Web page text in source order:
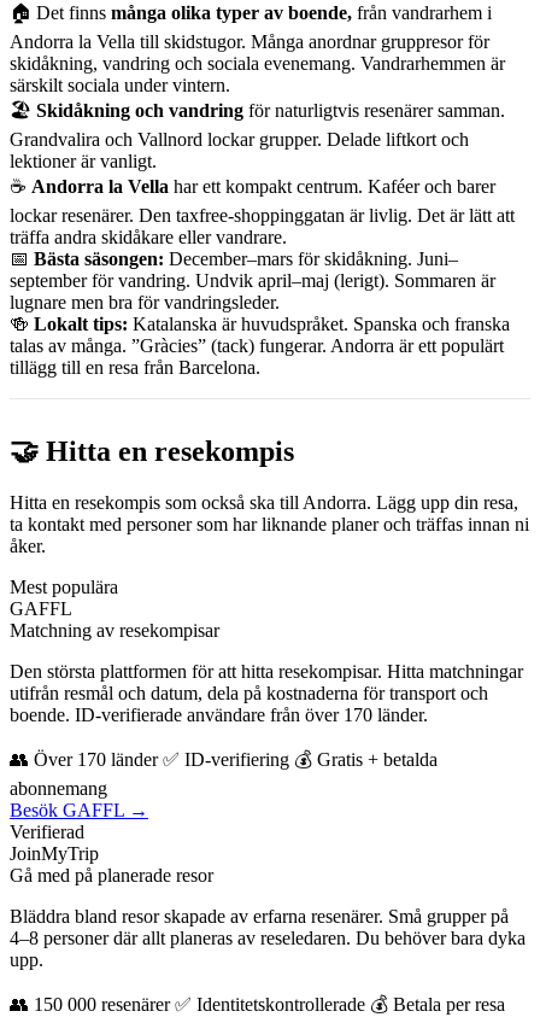
🏠 Det finns många olika typer av boende, från vandrarhem i
Andorra la Vella till skidstugor. Många anordnar gruppresor för
skidåkning, vandring och sociala evenemang. Vandrarhemmen är
särskilt sociala under vintern.
🏖 Skidåkning och vandring för naturligtvis resenärer samman.
Grandvalira och Vallnord lockar grupper. Delade liftkort och
lektioner är vanligt.
☕ Andorra la Vella har ett kompakt centrum. Kaféer och barer
lockar resenärer. Den taxfree-shoppinggatan är livlig. Det är lätt att
träffa andra skidåkare eller vandrare.
📅 Bästa säsongen: December–mars för skidåkning. Juni–
september för vandring. Undvik april–maj (lerigt). Sommaren är
lugnare men bra för vandringsleder.
🍻 Lokalt tips: Katalanska är huvudspråket. Spanska och franska
talas av många. ”Gràcies” (tack) fungerar. Andorra är ett populärt
tillägg till en resa från Barcelona.
🤝 Hitta en resekompis
Hitta en resekompis som också ska till Andorra. Lägg upp din resa,
ta kontakt med personer som har liknande planer och träffas innan ni
åker.
Mest populära
GAFFL
Matchning av resekompisar
Den största plattformen för att hitta resekompisar. Hitta matchningar
utifrån resmål och datum, dela på kostnaderna för transport och
boende. ID-verifierade användare från över 170 länder.
👥 Över 170 länder ✅ ID-verifiering 💰 Gratis + betalda
abonnemang
Besök GAFFL →
Verifierad
JoinMyTrip
Gå med på planerade resor
Bläddra bland resor skapade av erfarna resenärer. Små grupper på
4–8 personer där allt planeras av reseledaren. Du behöver bara dyka
upp.
👥 150 000 resenärer ✅ Identitetskontrollerade 💰 Betala per resa